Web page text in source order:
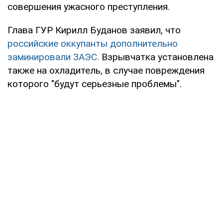
совершения ужасного преступления.
Глава ГУР Кирилл Буданов заявил, что
российские оккупанты дополнительно
заминировали ЗАЭС. Взрывчатка установлена
также на охладитель, в случае повреждения
которого "будут серьезные проблемы".